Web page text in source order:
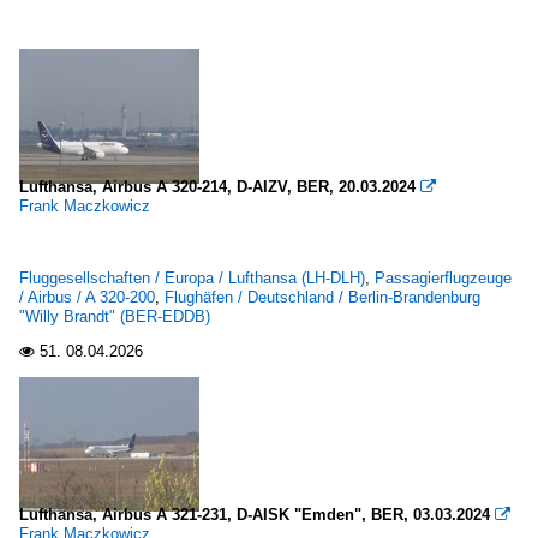
A 321-100/200
A 321-200 neo
A 330-
A 380-
Boeing
747
747-400
747-800
Lufthansa, Airbus A 320-214, D-AIZV, BER, 20.03.2024 
Frank Maczkowicz
Fluggesellschaften / Europa / Lufthansa (LH-DLH), Passagierflugzeuge
/ Airbus / A 320-200, Flughäfen / Deutschland / Berlin-Brandenburg
"Willy Brandt" (BER-EDDB)
 51. 08.04.2026
Lufthansa, Airbus A 321-231, D-AISK "Emden", BER, 03.03.2024 
Frank Maczkowicz